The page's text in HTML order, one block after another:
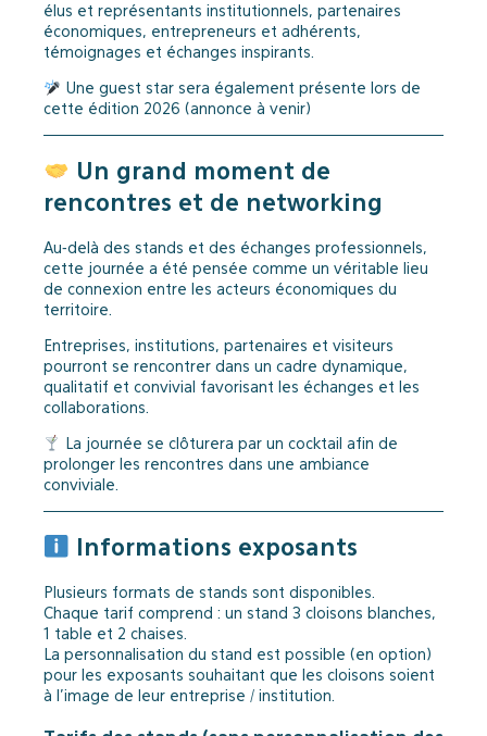
élus et représentants institutionnels, partenaires
économiques, entrepreneurs et adhérents,
témoignages et échanges inspirants.
Une guest star sera également présente lors de
cette édition 2026 (annonce à venir)
Un grand moment de
rencontres et de networking
Au-delà des stands et des échanges professionnels,
cette journée a été pensée comme un véritable lieu
de connexion entre les acteurs économiques du
territoire.
Entreprises, institutions, partenaires et visiteurs
pourront se rencontrer dans un cadre dynamique,
qualitatif et convivial favorisant les échanges et les
collaborations.
La journée se clôturera par un cocktail afin de
prolonger les rencontres dans une ambiance
conviviale.
Informations exposants
Plusieurs formats de stands sont disponibles.
Chaque tarif comprend : un stand 3 cloisons blanches,
1 table et 2 chaises.
La personnalisation du stand est possible (en option)
pour les exposants souhaitant que les cloisons soient
à l’image de leur entreprise / institution.